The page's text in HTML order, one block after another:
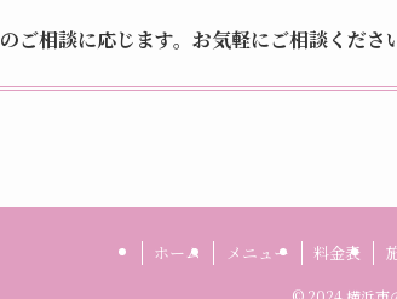
ご相談に応じます。お気軽にご相談くださ
ホーム メニュー 料金表